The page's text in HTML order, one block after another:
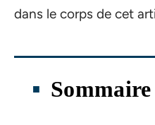
dans le corps de cet
Sommaire